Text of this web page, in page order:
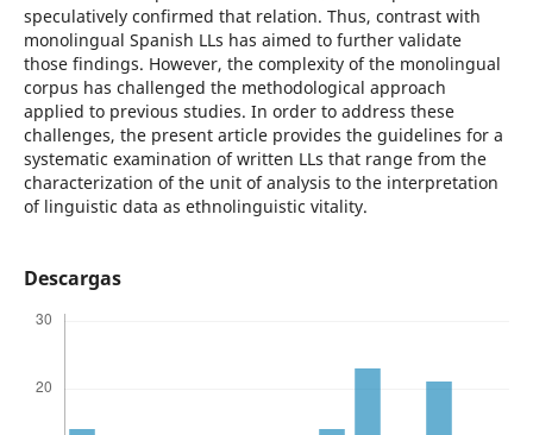
speculatively confirmed that relation. Thus, contrast with
monolingual Spanish LLs has aimed to further validate
those findings. However, the complexity of the monolingual
corpus has challenged the methodological approach
applied to previous studies. In order to address these
challenges, the present article provides the guidelines for a
systematic examination of written LLs that range from the
characterization of the unit of analysis to the interpretation
of linguistic data as ethnolinguistic vitality.
Descargas